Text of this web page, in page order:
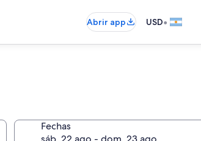
Abrir app USD•
Fechas